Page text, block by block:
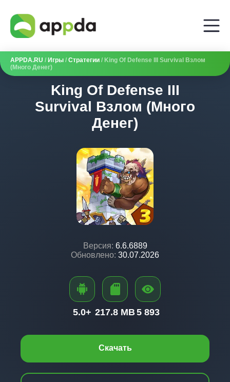
APPDA.RU / Игры / Стратегии / King Of Defense III Survival Взлом
(Много Денег)
King Of Defense III
Survival Взлом (Много
Денег)
Версия: 6.6.6889
Обновлено: 30.07.2026
Скачать
5.0+ 217.8 MB5 893